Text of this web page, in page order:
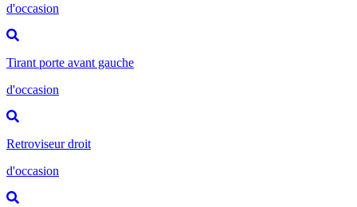
d'occasion
Tirant porte avant gauche
d'occasion
Retroviseur droit
d'occasion